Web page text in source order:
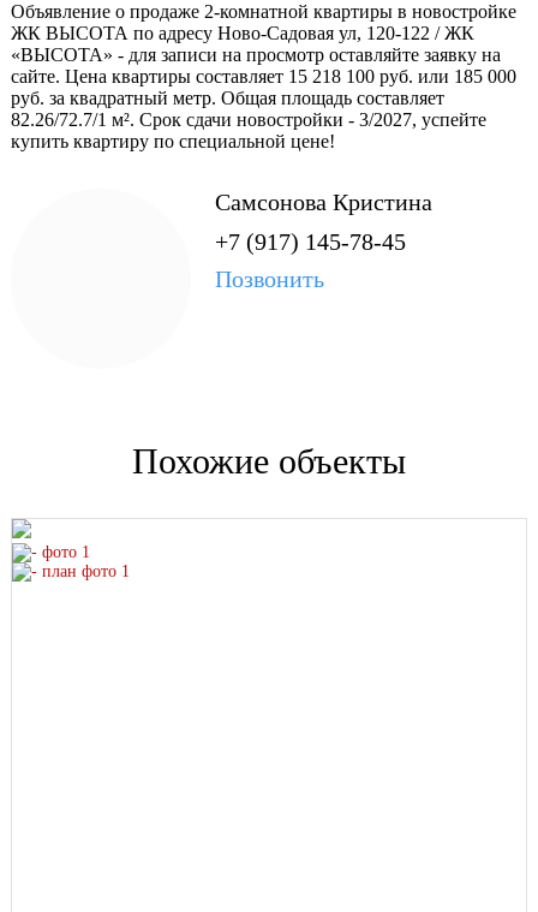
Объявление о продаже 2-комнатной квартиры в новостройке
ЖК ВЫСОТА по адресу Ново-Садовая ул, 120-122 / ЖК
«ВЫСОТА» - для записи на просмотр оставляйте заявку на
сайте. Цена квартиры составляет 15 218 100 руб. или 185 000
руб. за квадратный метр. Общая площадь составляет
82.26/72.7/1 м². Срок сдачи новостройки - 3/2027, успейте
купить квартиру по специальной цене!
Самсонова Кристина
+7 (917) 145-78-45
Позвонить
Похожие объекты